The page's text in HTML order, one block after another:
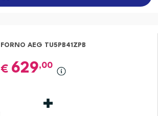
FORNO AEG TU5PB41ZPB
€ 629,00